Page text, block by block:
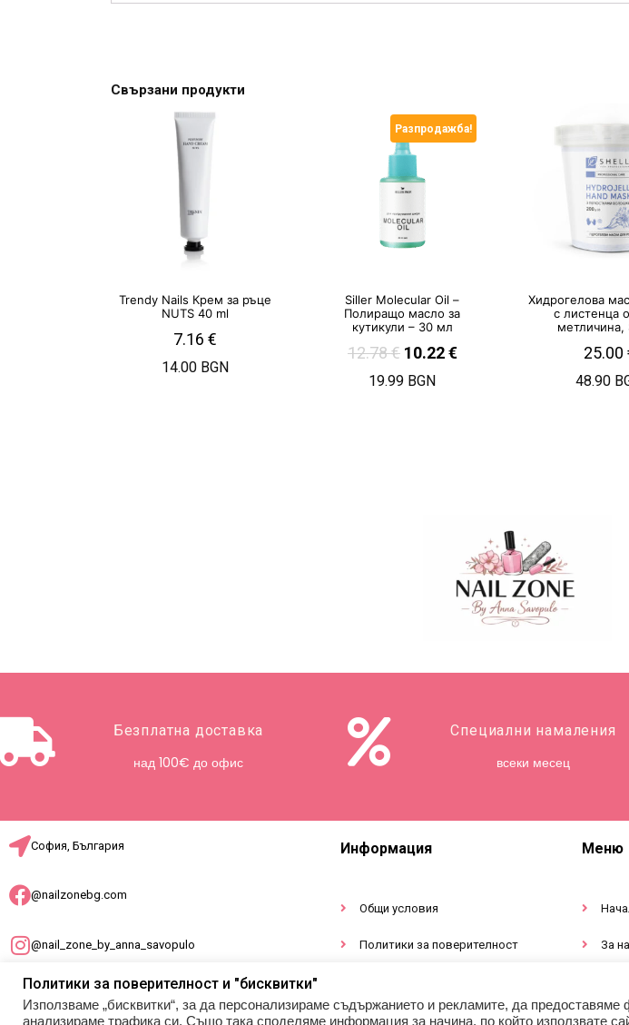
Свързани продукти
Trendy Nails Крем за ръце
NUTS 40 ml
7.16€
14.00 BGN
Разпродажба!
Siller Molecular Oil –
Полиращо масло за
кутикули – 30 мл
12.78€ 10.22€
19.99 BGN
Хидрогелова
с листенца
метличина,
25.00
48.90
Безплатна доставка
над 100€ до офис
Специални намаления
всеки месец
София, България
@nailzonebg.com
@nail_zone_by_anna_savopulo
office@nailzonebg.com
Информация
Общи условия
Политики за поверителност
Меню
За
Политики за поверителност и "бисквитки"
Използваме „бисквитки“, за да персонализираме съдържанието и рекламите, да
анализираме трафика си. Също така споделяме информация за начина, по който използвате